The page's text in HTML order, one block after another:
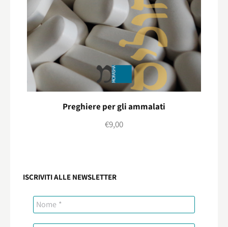
Preghiere per gli ammalati
€9,00
ISCRIVITI ALLE NEWSLETTER